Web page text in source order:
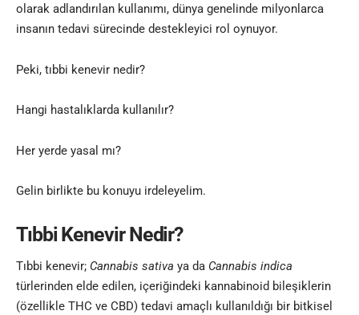
olarak adlandırılan kullanımı, dünya genelinde milyonlarca
insanın tedavi sürecinde destekleyici rol oynuyor.
Peki, tıbbi kenevir nedir?
Hangi hastalıklarda kullanılır?
Her yerde yasal mı?
Gelin birlikte bu konuyu irdeleyelim.
Tıbbi Kenevir Nedir?
Tıbbi kenevir; Cannabis sativa ya da Cannabis indica
türlerinden elde edilen, içeriğindeki kannabinoid bileşiklerin
(özellikle THC ve CBD) tedavi amaçlı kullanıldığı bir bitkisel